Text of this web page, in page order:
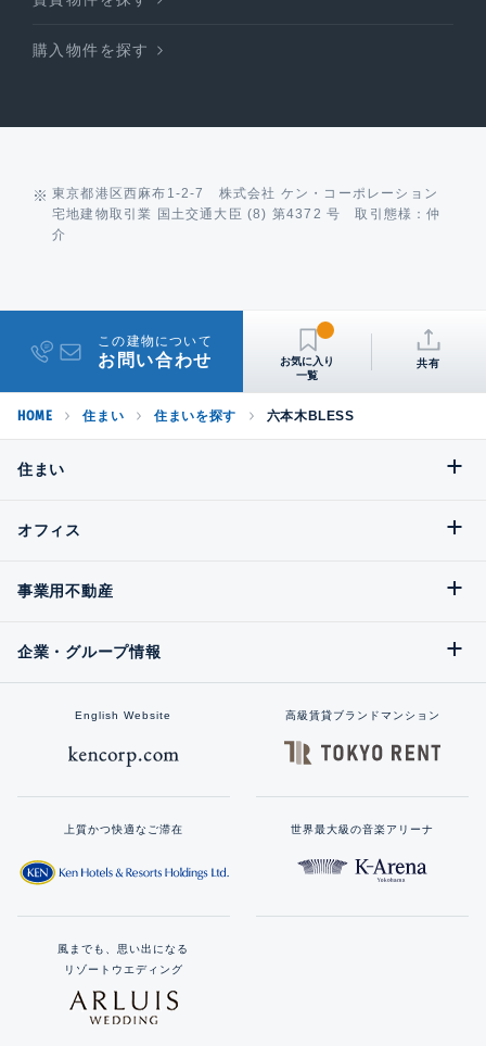
購入物件を探す
東京都港区西麻布1-2-7 株式会社 ケン・コーポレーション
宅地建物取引業 国土交通大臣 (8) 第4372 号 取引態様：仲
介
この建物について
お問い合わせ 共有
HOME 住まい 住まいを探す 六本木BLESS
住まい
オフィス
事業用不動産
企業・グループ情報
English Website 高級賃貸ブランドマンション
上質かつ快適なご滞在 世界最大級の音楽アリーナ
風までも、思い出になる
リゾートウエディング